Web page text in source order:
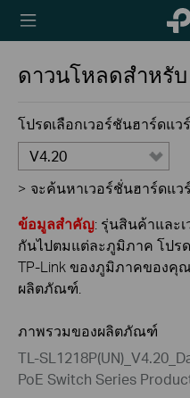
TP-
ดาวนโหลดสำหรับ
โปรดเลือกเวอร์ชันฮาร์ดแว
V4.20
> จะค้นหาเวอร์ชั่นฮาร์ดแว
ข้อมูลสำคัญ: รุ่นสินค้าและ
กันไปตมแต่ละภูมิภาค โปร
TP-Link ของภูมิภาคของคุ
ผลิตภัณฑ์.
ภาพรวมของผลิตภัณฑ์
TL-
PoE Switch Series